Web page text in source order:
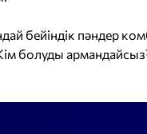
бейіндік пәндер
болуды